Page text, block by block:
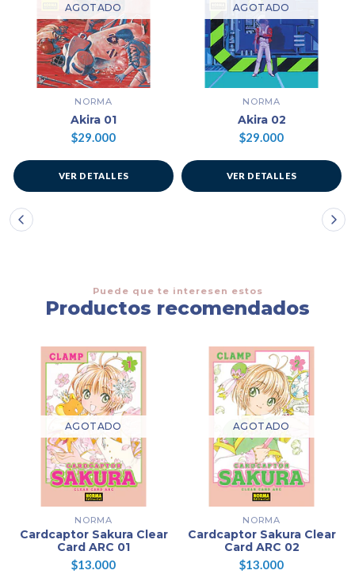
AGOTADO
NORMA
Akira 01
$29.000
VER DETALLES
AGOTADO
NORMA
Akira 02
$29.000
VER DETALLES
Puede que te interesen estos
Productos recomendados
AGOTADO
NORMA
Cardcaptor Sakura Clear
Card ARC 01
$13.000
AGOTADO
NORMA
Cardcaptor Sakura Clear
Card ARC 02
$13.000